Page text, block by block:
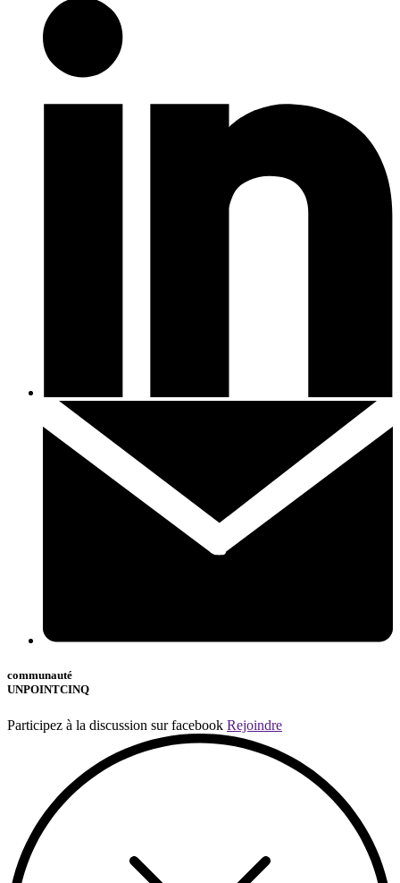
communauté
UNPOINTCINQ
Participez à la discussion sur facebook Rejoindre